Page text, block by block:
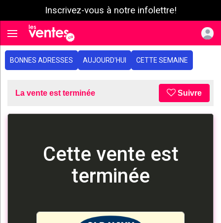
Inscrivez-vous à notre infolettre!
Toggle navigation
BONNES ADRESSES AUJOURD'HUI CETTE SEMAINE
La vente est terminée Suivre
Cette vente est
terminée